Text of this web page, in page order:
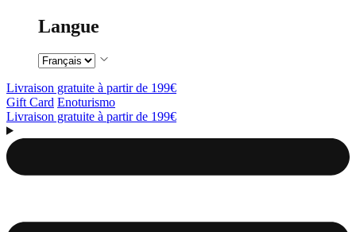
Langue
Livraison gratuite à partir de 199€
Gift Card Enoturismo
Livraison gratuite à partir de 199€